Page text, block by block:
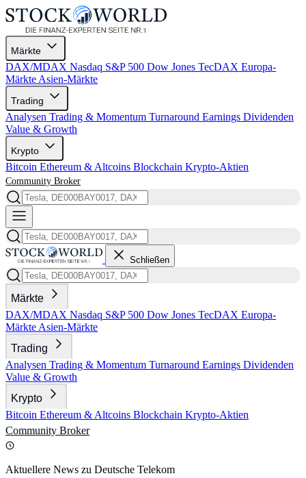
Märkte
DAX/MDAX Nasdaq S&P 500 Dow Jones TecDAX Europa-
Märkte Asien-Märkte
Trading
Analysen Trading & Momentum Turnaround Earnings Dividenden
Value & Growth
Krypto
Bitcoin Ethereum & Altcoins Blockchain Krypto-Aktien
Community Broker
Schließen
Märkte
DAX/MDAX Nasdaq S&P 500 Dow Jones TecDAX Europa-
Märkte Asien-Märkte
Trading
Analysen Trading & Momentum Turnaround Earnings Dividenden
Value & Growth
Krypto
Bitcoin Ethereum & Altcoins Blockchain Krypto-Aktien
Community Broker
Aktuellere News zu Deutsche Telekom